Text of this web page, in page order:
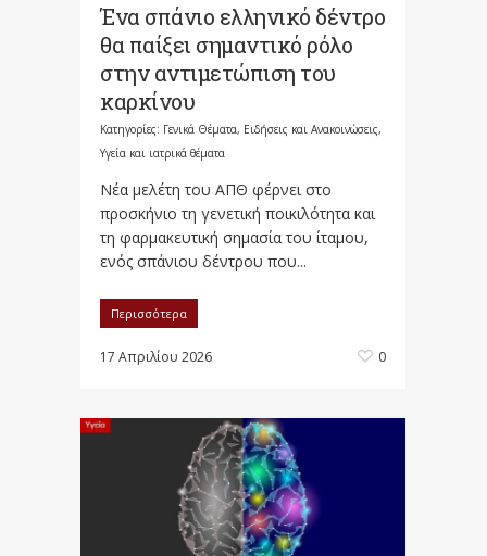
Ένα σπάνιο ελληνικό δέντρο
θα παίξει σημαντικό ρόλο
στην αντιμετώπιση του
καρκίνου
Κατηγορίες: Γενικά Θέματα, Ειδήσεις και Ανακοινώσεις,
Υγεία και ιατρικά θέματα
Νέα μελέτη του ΑΠΘ φέρνει στο
προσκήνιο τη γενετική ποικιλότητα και
τη φαρμακευτική σημασία του ίταμου,
ενός σπάνιου δέντρου που...
Περισσότερα
17 Απριλίου 2026 0